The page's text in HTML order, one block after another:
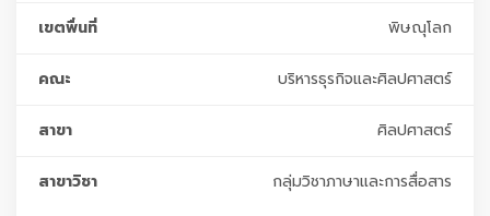
เขตพื่นที่ พิษณุโลก
คณะ บริหารธุรกิจและศิลปศาสตร์
สาขา ศิลปศาสตร์
สาขาวิชา กลุ่มวิชาภาษาและการสื่อสาร